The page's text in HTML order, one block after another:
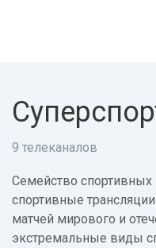
9 телеканалов
Семейство спортивных
спортивные
матчей мирового и
экстремальные виды